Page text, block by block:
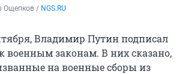
Ощепков / NGS.RU
Владимир Путин подписал
военным законам. В них сказано,
на военные сборы из